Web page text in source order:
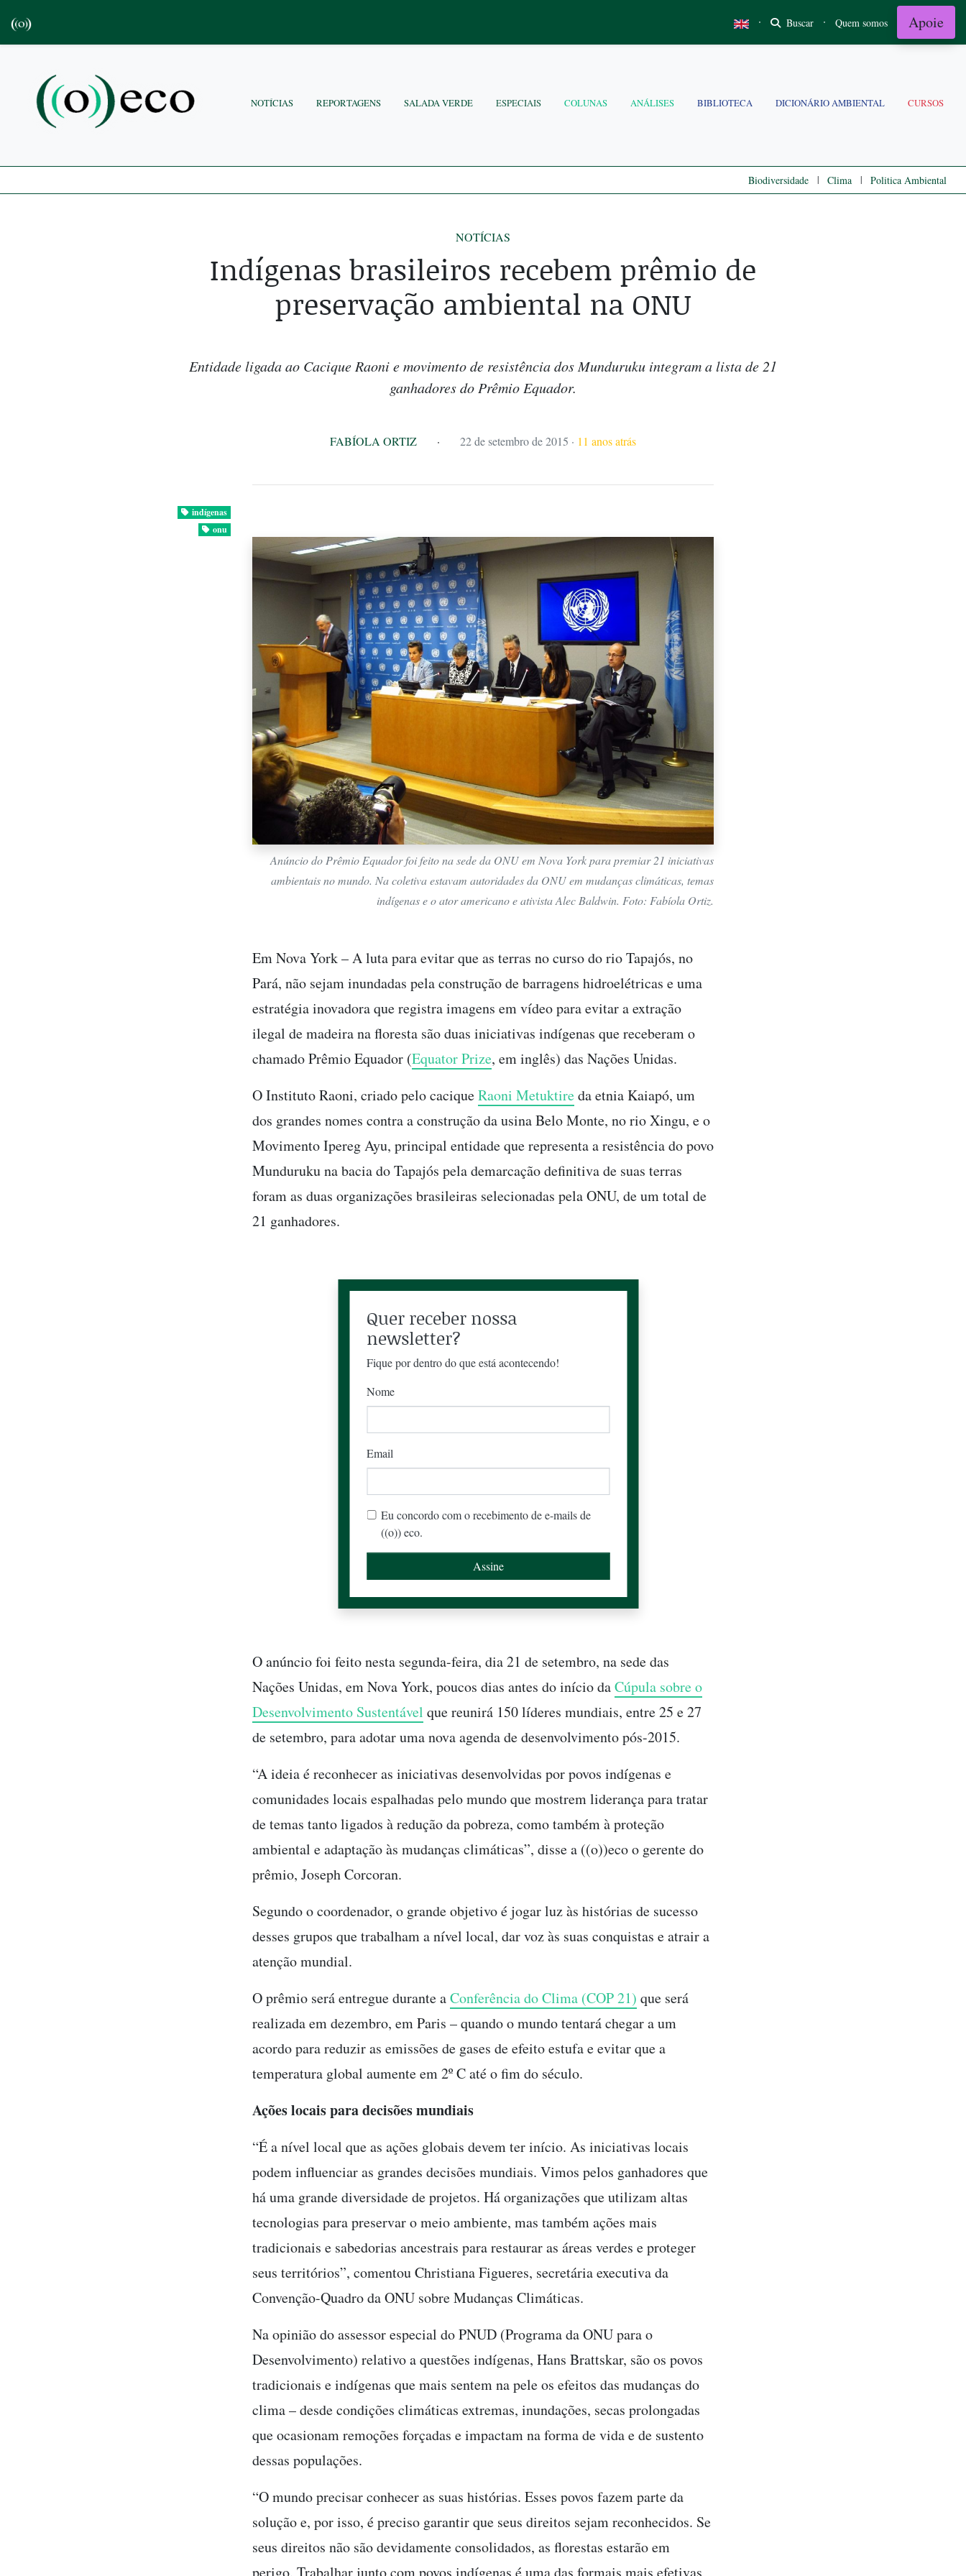
· Buscar · Quem somos Apoie
NOTÍCIAS REPORTAGENS SALADA VERDE ESPECIAIS COLUNAS ANÁLISES BIBLIOTECA DICIONÁRIO AMBIENTAL CURSOS
Biodiversidade | Clima | Politica Ambiental
NOTÍCIAS
Indígenas brasileiros recebem prêmio de
preservação ambiental na ONU
Entidade ligada ao Cacique Raoni e movimento de resistência dos Munduruku integram a lista de 21
ganhadores do Prêmio Equador.
FABÍOLA ORTIZ · 22 de setembro de 2015 · 11 anos atrás
indígenas
onu
Anúncio do Prêmio Equador foi feito na sede da ONU em Nova York para premiar 21 iniciativas
ambientais no mundo. Na coletiva estavam autoridades da ONU em mudanças climáticas, temas
indígenas e o ator americano e ativista Alec Baldwin. Foto: Fabíola Ortiz.
Em Nova York – A luta para evitar que as terras no curso do rio Tapajós, no
Pará, não sejam inundadas pela construção de barragens hidroelétricas e uma
estratégia inovadora que registra imagens em vídeo para evitar a extração
ilegal de madeira na floresta são duas iniciativas indígenas que receberam o
chamado Prêmio Equador (Equator Prize, em inglês) das Nações Unidas.
O Instituto Raoni, criado pelo caciqueRaoni Metuktireda etnia Kaiapó, um
dos grandes nomes contra a construção da usina Belo Monte, no rio Xingu, e o
Movimento Ipereg Ayu, principal entidade que representa a resistência do povo
Munduruku na bacia do Tapajós pela demarcação definitiva de suas terras
foram as duas organizações brasileiras selecionadas pela ONU, de um total de
21 ganhadores.
Quer receber nossa
newsletter?
Fique por dentro do que está acontecendo!
Nome
Email
Eu concordo com o recebimento de e-mails de
((o)) eco.
O anúncio foi feito nesta segunda-feira, dia 21 de setembro, na sede das
Nações Unidas, em Nova York, poucos dias antes do início daCúpula sobre o
Desenvolvimento Sustentável que reunirá 150 líderes mundiais, entre 25 e 27
de setembro, para adotar uma nova agenda de desenvolvimento pós-2015.
“A ideia é reconhecer as iniciativas desenvolvidas por povos indígenas e
comunidades locais espalhadas pelo mundo que mostrem liderança para tratar
de temas tanto ligados à redução da pobreza, como também à proteção
ambiental e adaptação às mudanças climáticas”, disse a ((o))eco o gerente do
prêmio, Joseph Corcoran.
Segundo o coordenador, o grande objetivo é jogar luz às histórias de sucesso
desses grupos que trabalham a nível local, dar voz às suas conquistas e atrair a
atenção mundial.
O prêmio será entregue durante aConferência do Clima (COP 21) que será
realizada em dezembro, em Paris – quando o mundo tentará chegar a um
acordo para reduzir as emissões de gases de efeito estufa e evitar que a
temperatura global aumente em 2º C até o fim do século.
Ações locais para decisões mundiais
“É a nível local que as ações globais devem ter início. As iniciativas locais
podem influenciar as grandes decisões mundiais. Vimos pelos ganhadores que
há uma grande diversidade de projetos. Há organizações que utilizam altas
tecnologias para preservar o meio ambiente, mas também ações mais
tradicionais e sabedorias ancestrais para restaurar as áreas verdes e proteger
seus territórios”, comentou Christiana Figueres, secretária executiva da
Convenção-Quadro da ONU sobre Mudanças Climáticas.
Na opinião do assessor especial do PNUD (Programa da ONU para o
Desenvolvimento) relativo a questões indígenas, Hans Brattskar, são os povos
tradicionais e indígenas que mais sentem na pele os efeitos das mudanças do
clima – desde condições climáticas extremas, inundações, secas prolongadas
que ocasionam remoções forçadas e impactam na forma de vida e de sustento
dessas populações.
“O mundo precisar conhecer as suas histórias. Esses povos fazem parte da
solução e, por isso, é preciso garantir que seus direitos sejam reconhecidos. Se
seus direitos não são devidamente consolidados, as florestas estarão em